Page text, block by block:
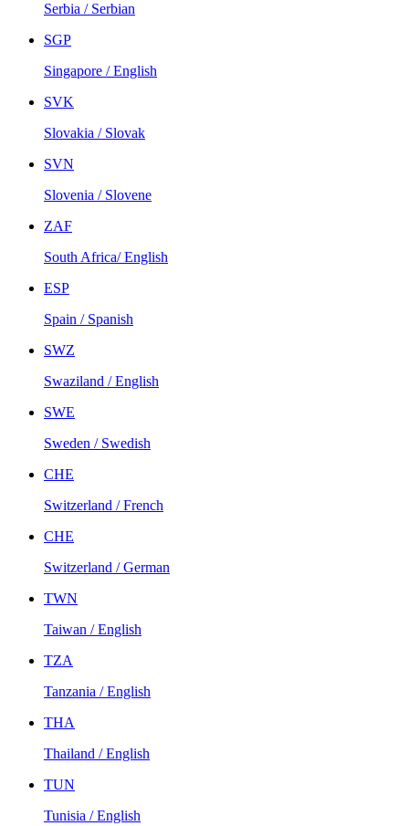
Serbia / Serbian
SGP
Singapore / English
SVK
Slovakia / Slovak
SVN
Slovenia / Slovene
ZAF
South Africa/ English
ESP
Spain / Spanish
SWZ
Swaziland / English
SWE
Sweden / Swedish
CHE
Switzerland / French
CHE
Switzerland / German
TWN
Taiwan / English
TZA
Tanzania / English
THA
Thailand / English
TUN
Tunisia / English